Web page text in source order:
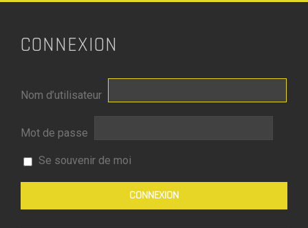
CONNEXION
Nom d’utilisateur
Mot de passe
Se souvenir de moi